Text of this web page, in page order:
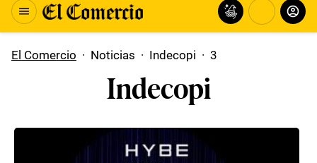
El Comercio · Noticias · Indecopi · 3
Indecopi